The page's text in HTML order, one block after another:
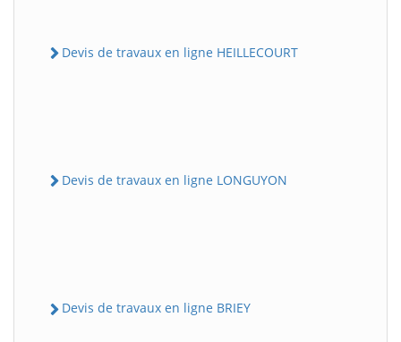
Devis de travaux en ligne HEILLECOURT
Devis de travaux en ligne LONGUYON
Devis de travaux en ligne BRIEY